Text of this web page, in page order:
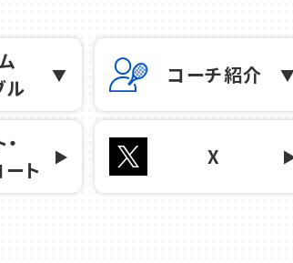
ル
コーチ紹介
ト
X